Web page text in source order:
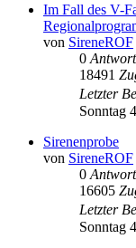
Im Fall des V-
von SireneROF
0
18491
Letzter
Sonntag
Sirenenprobe
von SireneROF
0
16605
Letzter
Sonntag